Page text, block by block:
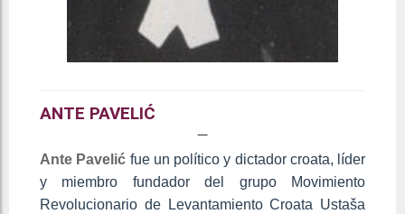
ANTE PAVELIĆ
Ante Pavelić fue un político y dictador croata, líder
y miembro fundador del grupo Movimiento
Revolucionario de Levantamiento Croata Ustaša